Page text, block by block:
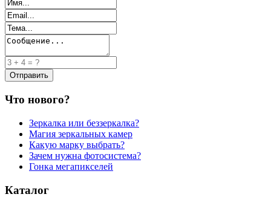
Что нового?
Зеркалка или беззеркалка?
Магия зеркальных камер
Какую марку выбрать?
Зачем нужна фотосистема?
Гонка мегапикселей
Каталог